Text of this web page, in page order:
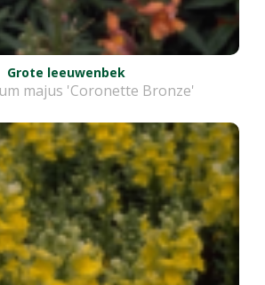
Grote leeuwenbek
majus 'Coronette Bronze'